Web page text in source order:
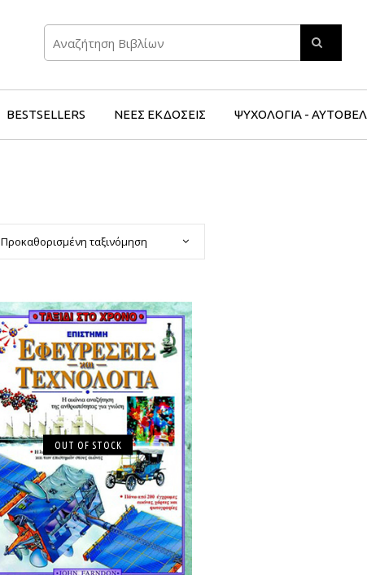
BESTSELLERS ΝΕΕΣ ΕΚΔΟΣΕΙΣ ΨΥΧΟΛΟΓΙΑ -
Προκαθορισμένη ταξινόμηση
OUT OF STOCK